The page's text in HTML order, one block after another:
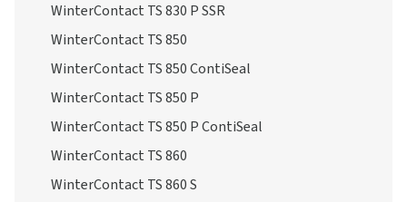
WinterContact TS 830 P SSR
WinterContact TS 850
WinterContact TS 850 ContiSeal
WinterContact TS 850 P
WinterContact TS 850 P ContiSeal
WinterContact TS 860
WinterContact TS 860 S